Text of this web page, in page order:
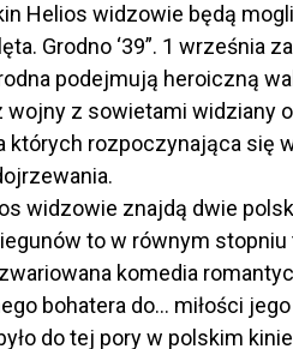
Helios widzowie będą
Grodno ‘39”. 1 września
podejmują heroiczną
z sowietami widziany
których rozpoczynająca się
widzowie znajdą dwie
to w równym
komedia
bohatera do… miłości
do tej pory w polskim